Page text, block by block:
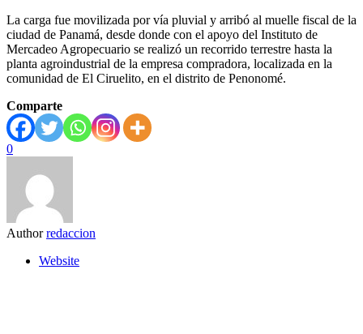
La carga fue movilizada por vía pluvial y arribó al muelle fiscal de la
ciudad de Panamá, desde donde con el apoyo del Instituto de
Mercadeo Agropecuario se realizó un recorrido terrestre hasta la
planta agroindustrial de la empresa compradora, localizada en la
comunidad de El Ciruelito, en el distrito de Penonomé.
Comparte
0
Author redaccion
Website